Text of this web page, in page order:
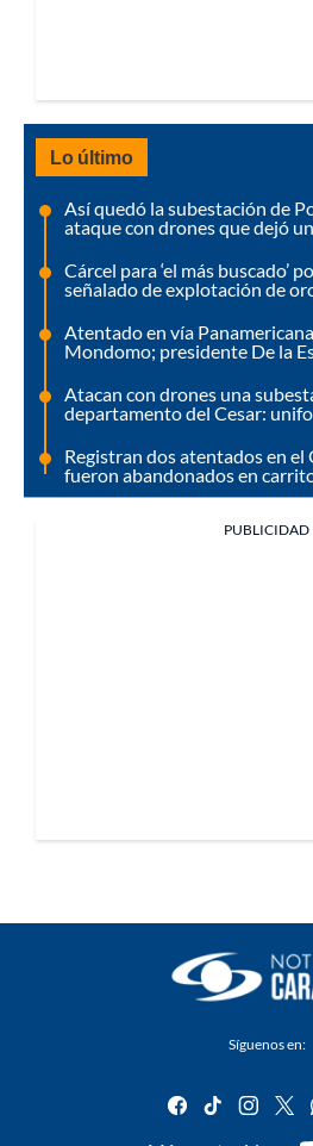
Lo último
Así quedó la subestación de
ataque con drones que dejó
Cárcel para ‘el más buscado’
señalado de explotación de
Atentado en vía
Mondomo; presidente De la
Atacan con drones una
departamento del Cesar:
Registran dos atentados en
fueron abandonados en
PUBLICIDAD
Síguenos en:
facebook
tiktok